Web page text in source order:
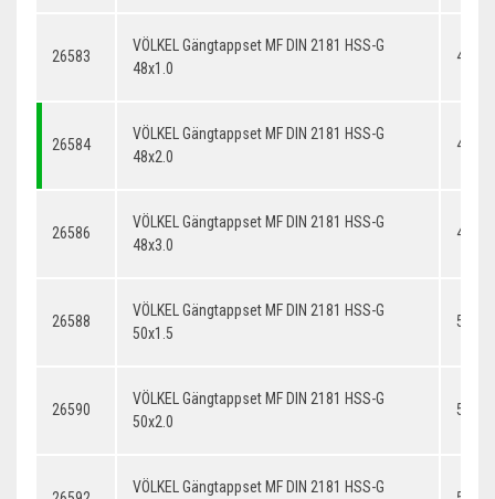
26583
VÖLKEL Gängtappset MF DIN 2181 HSS-G
48x1.0
26584
VÖLKEL Gängtappset MF DIN 2181 HSS-G
48x2.0
26586
VÖLKEL Gängtappset MF DIN 2181 HSS-G
48x3.0
26588
VÖLKEL Gängtappset MF DIN 2181 HSS-G
50x1.5
26590
VÖLKEL Gängtappset MF DIN 2181 HSS-G
50x2.0
VÖLKEL Gängtappset MF DIN 2181 HSS-G